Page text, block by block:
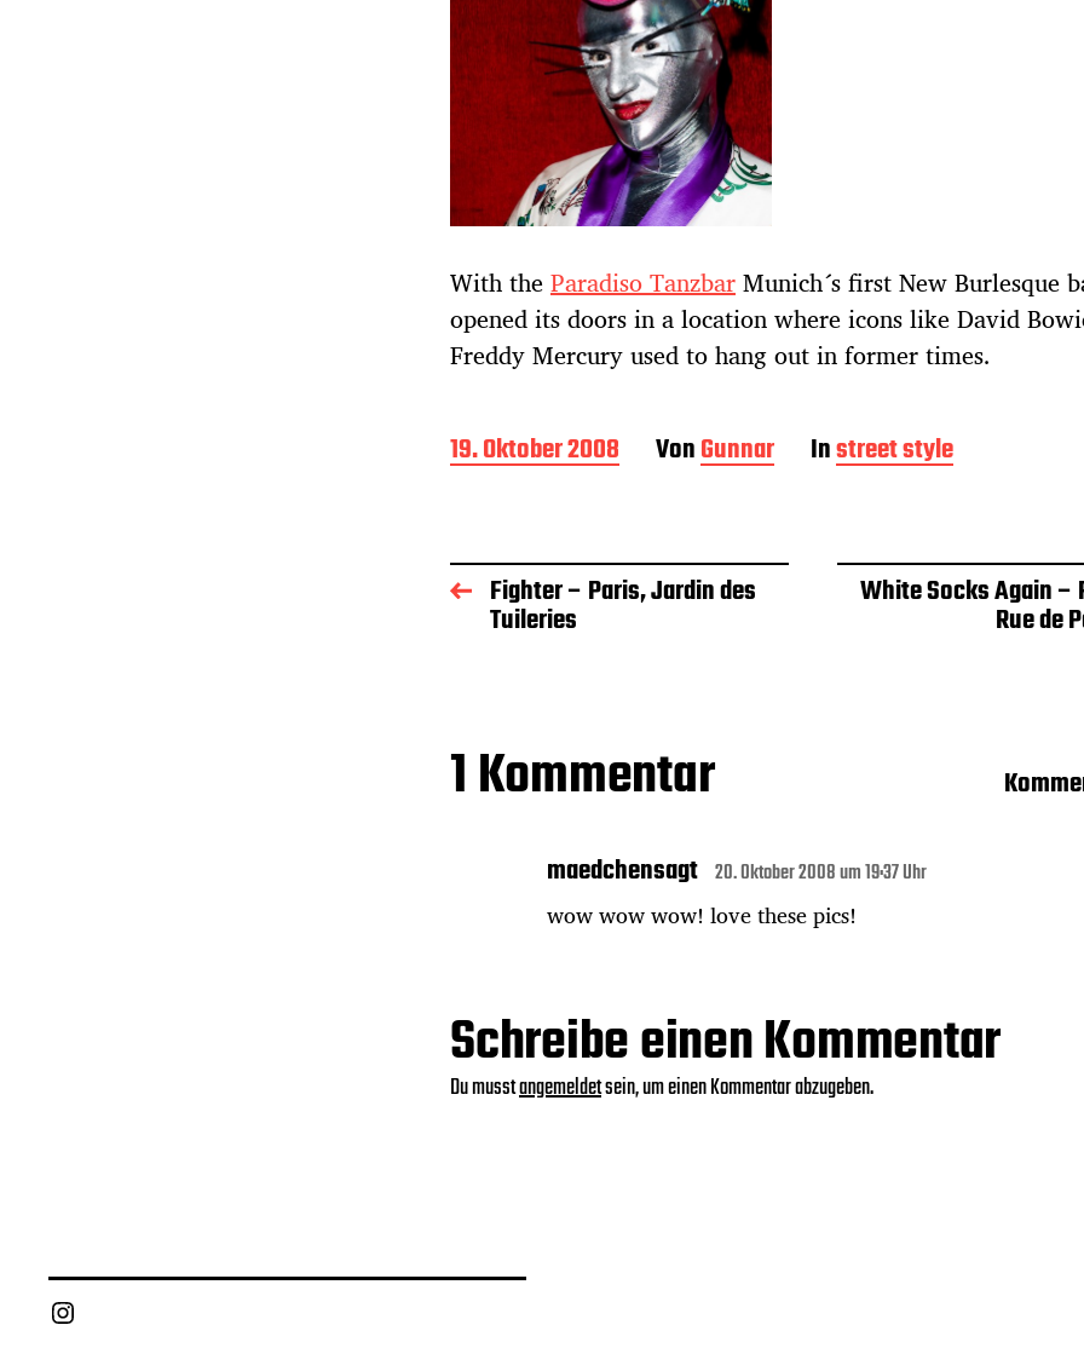
With theParadiso TanzbarMunich´s first New Burlesque
opened its doors in a location where icons like David
Freddy Mercury used to hang out in former times.
B
e
r
a
g
u
m
19. Oktober 2008 VonGunnar Instreet style
Fighter – Paris, Jardin des
Tuileries
White Socks Again –
Rue de
1 Kommentar
maedchensagt 20. Oktober 2008 um 19:37 Uhr
wow wow wow! love these pics!
Schreibe einen Kommentar
Du musstangemeldetsein, um einen Kommentar abzugeben.
Instagram